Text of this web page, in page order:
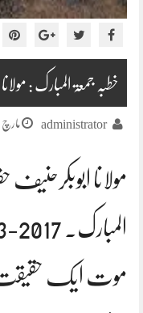
خطبہ جمعۃ المبارک : مولانا
administrator مارچ 11, 2017
مولانا ابوبکرحنیف
المبارک. 2017-03-10
موت ایک حقیقت